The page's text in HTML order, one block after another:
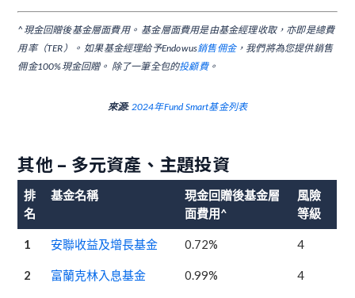
^現金回贈後基金層面費用。 基金層面費用是由基金經理收取，亦即是總費
用率（TER）。 如果基金經理給予Endowus銷售佣金，我們將為您提供銷售
佣金100%現金回贈。 除了一筆全包的投顧費。
來源: 2024年Fund Smart基金列表
其他 – 多元資產、主題投資
排
名
基金名稱
現金回贈後基金層
面費用^
風險
等級
1 安聯收益及增長基金 0.72% 4
2 富蘭克林入息基金 0.99% 4